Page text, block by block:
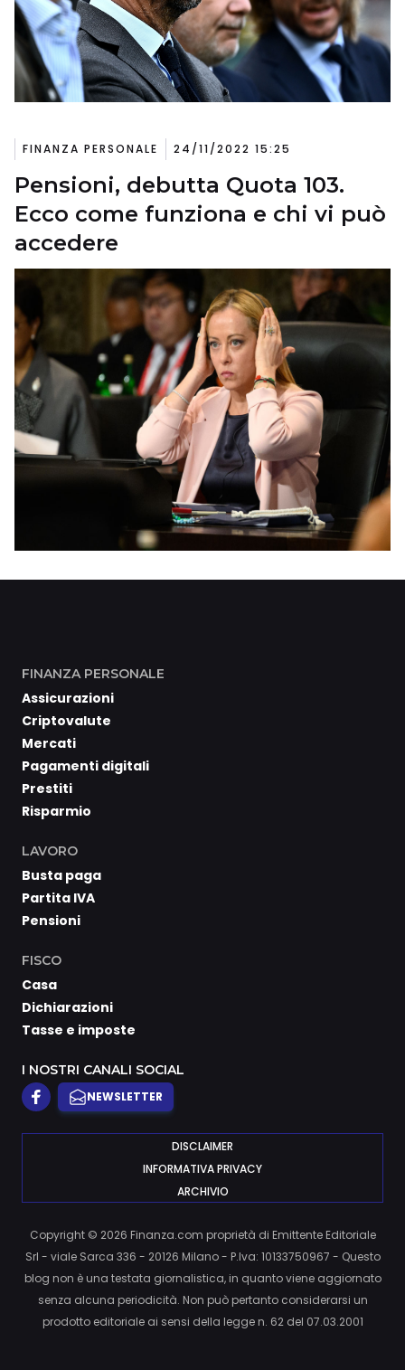
FINANZA PERSONALE 24/11/2022 15:25
Pensioni, debutta Quota 103.
Ecco come funziona e chi vi può
accedere
FINANZA PERSONALE
Assicurazioni
Criptovalute
Mercati
Pagamenti digitali
Prestiti
Risparmio
LAVORO
Busta paga
Partita IVA
Pensioni
FISCO
Casa
Dichiarazioni
Tasse e imposte
I NOSTRI CANALI SOCIAL
NEWSLETTER
DISCLAIMER
INFORMATIVA PRIVACY
ARCHIVIO
Copyright © 2026 Finanza.com proprietà di Emittente Editoriale
Srl - viale Sarca 336 - 20126 Milano - P.Iva: 10133750967 - Questo
blog non è una testata giornalistica, in quanto viene aggiornato
senza alcuna periodicità. Non può pertanto considerarsi un
prodotto editoriale ai sensi della legge n. 62 del 07.03.2001